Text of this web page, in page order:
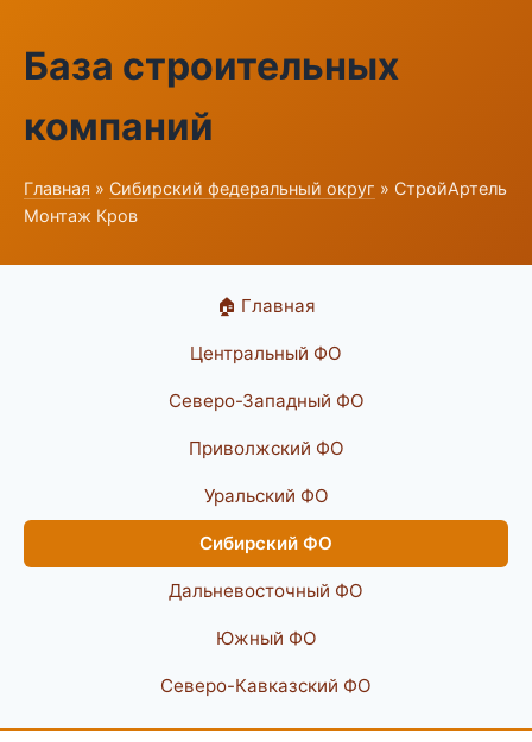
База строительных
компаний
Главная » Сибирский федеральный округ » СтройАртель
Монтаж Кров
🏠 Главная
Центральный ФО
Северо-Западный ФО
Приволжский ФО
Уральский ФО
Сибирский ФО
Дальневосточный ФО
Южный ФО
Северо-Кавказский ФО